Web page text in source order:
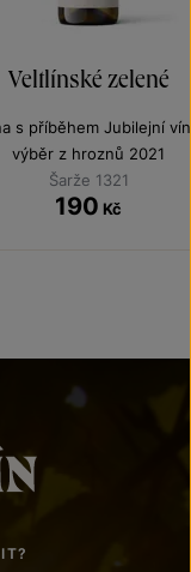
Veltlínské zelené
s příběhem Jubilejní
výběr z hroznů 2021
Šarže 1321
190 Kč